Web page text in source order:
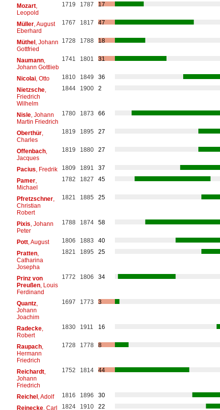
Mozart,
Leopold
1719 1787 17
Müller, August
Eberhard
1767 1817 47
Müthel, Johann
Gottfried
1728 1788 18
Naumann,
Johann Gottlieb
1741 1801 31
Nicolai, Otto 1810 1849
36
Nietzsche,
Friedrich
Wilhelm
1844 1900 2
Nisle, Johann
Martin Friedrich
1780 1873 66
Oberthür,
Charles
1819 1895 27
Offenbach,
Jacques
1819 1880 27
Pacius , Fredrik 1809 1891
37
Pamer,
Michael
1782 1827 45
Pfretzschner,
Christian
Robert
1821 1885 25
Pixis , Johann
Peter
1788 1874 58
Pott, August 1806 1883
40
Pratten,
Catharina
Josepha
1821 1895 25
Prinz von
Preußen, Louis
Ferdinand
1772 1806 34
Quantz,
Johann
Joachim
1697 1773 3
Radecke,
Robert
1830 1911 16
Raupach,
Hermann
Friedrich
1728 1778 8
Reichardt,
Johann
Friedrich
1752 1814 44
Reichel, Adolf 1816 1896
30
Reinecke, Carl 1824 1910
22